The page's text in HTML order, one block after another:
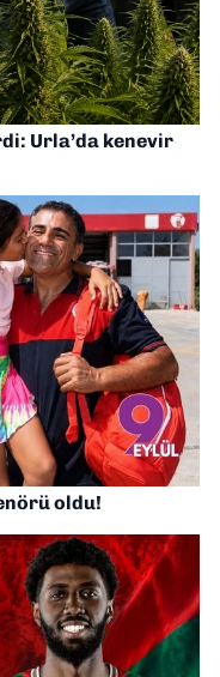
Urla’da kenevir
oldu!